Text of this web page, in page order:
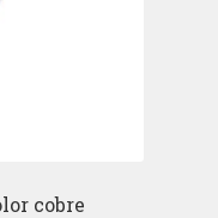
cobre